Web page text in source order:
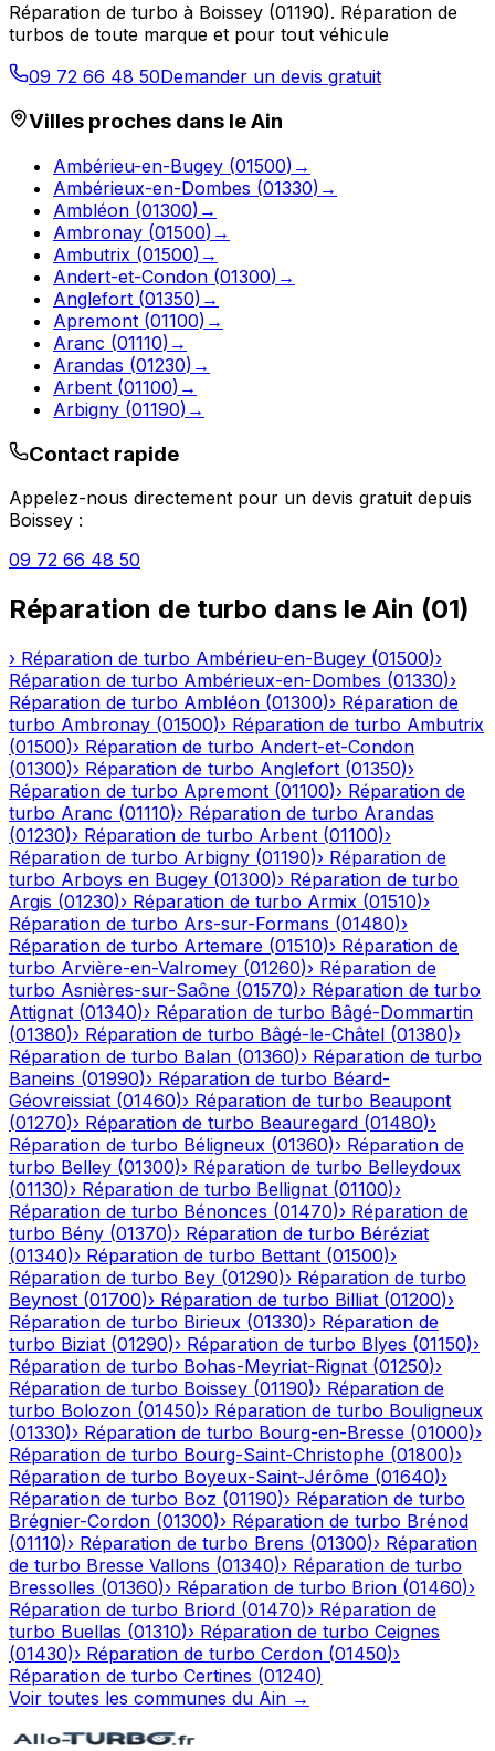
Réparation de turbo à Boissey (01190). Réparation de
turbos de toute marque et pour tout véhicule
09 72 66 48 50Demander un devis gratuit
Villes proches dans leAin
Ambérieu-en-Bugey (01500) →
Ambérieux-en-Dombes (01330) →
Ambléon (01300) →
Ambronay (01500) →
Ambutrix (01500) →
Andert-et-Condon (01300) →
Anglefort (01350) →
Apremont (01100) →
Aranc (01110) →
Arandas (01230) →
Arbent (01100) →
Arbigny (01190) →
Contact rapide
Appelez-nous directement pour un devis gratuit depuis
Boissey :
09 72 66 48 50
Réparation de turbo dans le Ain (01)
› Réparation de turbo Ambérieu-en-Bugey (01500)›
Réparation de turbo Ambérieux-en-Dombes (01330)›
Réparation de turbo Ambléon (01300)› Réparation de
turbo Ambronay (01500)› Réparation de turbo Ambutrix
(01500)› Réparation de turbo Andert-et-Condon
(01300)› Réparation de turbo Anglefort (01350)›
Réparation de turbo Apremont (01100)› Réparation de
turbo Aranc (01110)› Réparation de turbo Arandas
(01230)› Réparation de turbo Arbent (01100)›
Réparation de turbo Arbigny (01190)› Réparation de
turbo Arboys en Bugey (01300)› Réparation de turbo
Argis (01230)› Réparation de turbo Armix (01510)›
Réparation de turbo Ars-sur-Formans (01480)›
Réparation de turbo Artemare (01510)› Réparation de
turbo Arvière-en-Valromey (01260)› Réparation de
turbo Asnières-sur-Saône (01570)› Réparation de turbo
Attignat (01340)› Réparation de turbo Bâgé-Dommartin
(01380)› Réparation de turbo Bâgé-le-Châtel (01380)›
Réparation de turbo Balan (01360)› Réparation de turbo
Baneins (01990)› Réparation de turbo Béard-
Géovreissiat (01460)› Réparation de turbo Beaupont
(01270)› Réparation de turbo Beauregard (01480)›
Réparation de turbo Béligneux (01360)› Réparation de
turbo Belley (01300)› Réparation de turbo Belleydoux
(01130)› Réparation de turbo Bellignat (01100)›
Réparation de turbo Bénonces (01470)› Réparation de
turbo Bény (01370)› Réparation de turbo Béréziat
(01340)› Réparation de turbo Bettant (01500)›
Réparation de turbo Bey (01290)› Réparation de turbo
Beynost (01700)› Réparation de turbo Billiat (01200)›
Réparation de turbo Birieux (01330)› Réparation de
turbo Biziat (01290)› Réparation de turbo Blyes (01150)›
Réparation de turbo Bohas-Meyriat-Rignat (01250)›
Réparation de turbo Boissey (01190)› Réparation de
turbo Bolozon (01450)› Réparation de turbo Bouligneux
(01330)› Réparation de turbo Bourg-en-Bresse (01000)›
Réparation de turbo Bourg-Saint-Christophe (01800)›
Réparation de turbo Boyeux-Saint-Jérôme (01640)›
Réparation de turbo Boz (01190)› Réparation de turbo
Brégnier-Cordon (01300)› Réparation de turbo Brénod
(01110)› Réparation de turbo Brens (01300)› Réparation
de turbo Bresse Vallons (01340)› Réparation de turbo
Bressolles (01360)› Réparation de turbo Brion (01460)›
Réparation de turbo Briord (01470)› Réparation de
turbo Buellas (01310)› Réparation de turbo Ceignes
(01430)› Réparation de turbo Cerdon (01450)›
Réparation de turbo Certines (01240)
Voir toutes les communes du Ain →